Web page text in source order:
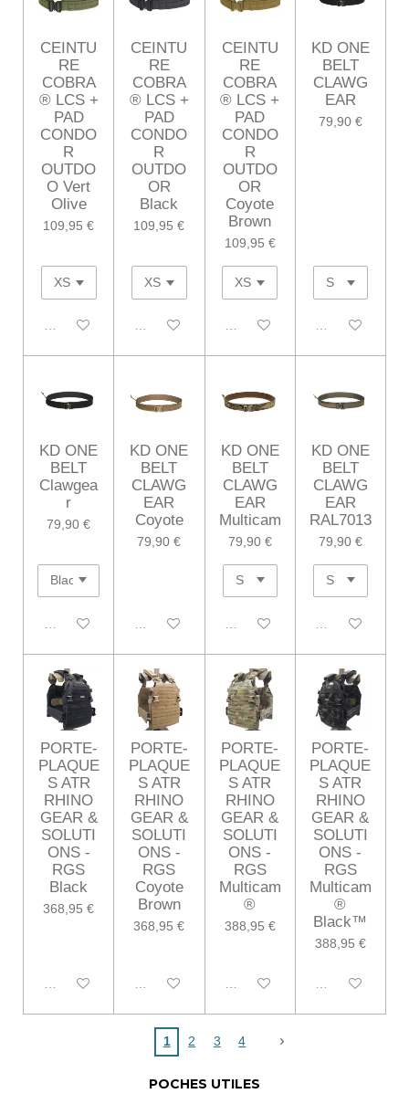
CEINTU
RE
COBRA
® LCS +
PAD
CONDO
R
OUTDO
O Vert
Olive
109,95 €
Désactivé
CEINTU
RE
COBRA
® LCS +
PAD
CONDO
R
OUTDO
OR
Black
109,95 €
Désactivé
CEINTU
RE
COBRA
® LCS +
PAD
CONDO
R
OUTDO
OR
Coyote
Brown
109,95 €
Désactivé
KD ONE
BELT
CLAWG
EAR
79,90 €
Désactivé
KD ONE
BELT
Clawgea
r
79,90 €
Désactivé
KD ONE
BELT
CLAWG
EAR
Coyote
79,90 €
Désactivé
KD ONE
BELT
CLAWG
EAR
Multicam
79,90 €
Désactivé
KD ONE
BELT
CLAWG
EAR
RAL7013
79,90 €
Désactivé
PORTE-
PLAQUE
S ATR
RHINO
GEAR &
SOLUTI
ONS -
RGS
Black
368,95 €
Désactivé
PORTE-
PLAQUE
S ATR
RHINO
GEAR &
SOLUTI
ONS -
RGS
Coyote
Brown
368,95 €
Désactivé
PORTE-
PLAQUE
S ATR
RHINO
GEAR &
SOLUTI
ONS -
RGS
Multicam
®
388,95 €
Désactivé
PORTE-
PLAQUE
S ATR
RHINO
GEAR &
SOLUTI
ONS -
RGS
Multicam
®
Black™
388,95 €
Désactivé
1 2 3 4
POCHES UTILES